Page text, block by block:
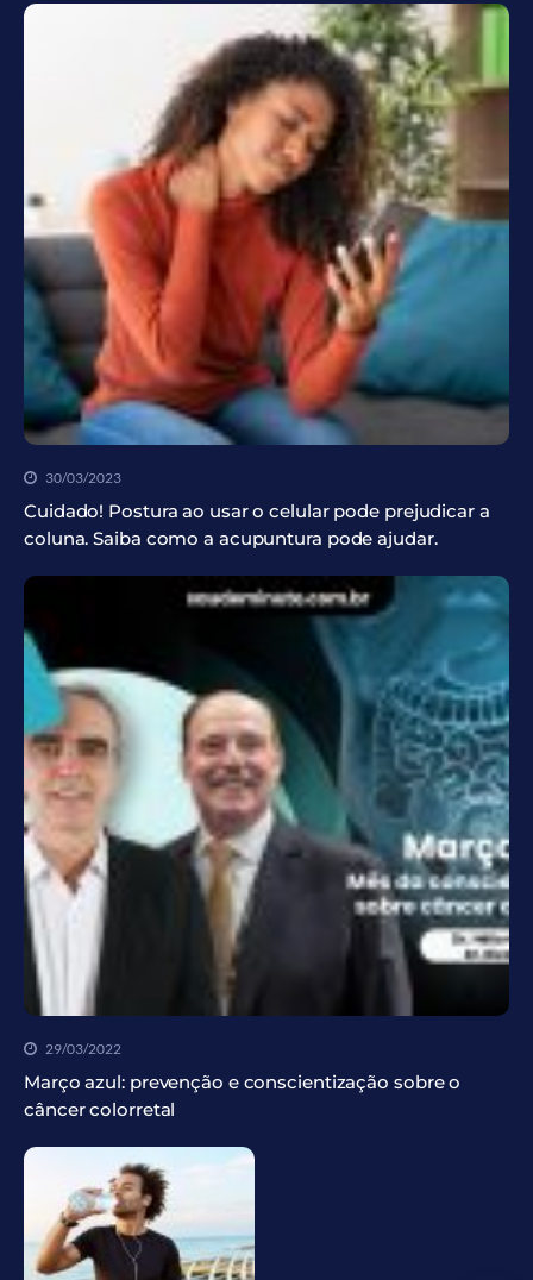
30/03/2023
Cuidado! Postura ao usar o celular pode prejudicar a
coluna. Saiba como a acupuntura pode ajudar.
29/03/2022
Março azul: prevenção e conscientização sobre o
câncer colorretal